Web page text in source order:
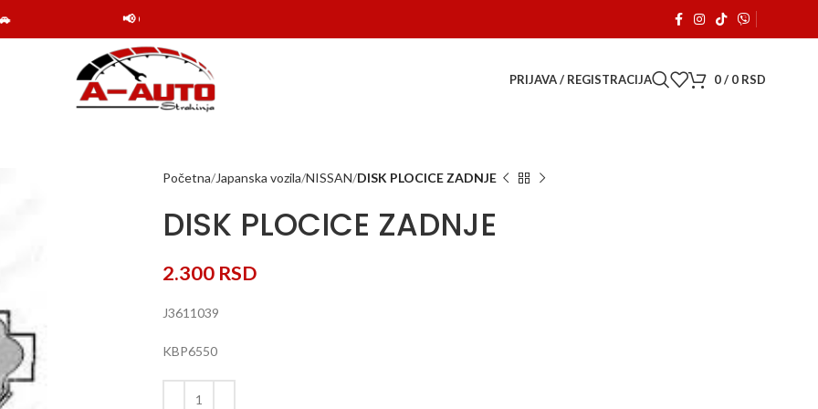
📢 Obaveštenje: Online shop Auto delovi Strahinja je počeo sa radom. 🚗
PRIJAVA / REGISTRACIJA 0/ 0 RSD
Početna Japanska vozila NISSAN DISK PLOCICE ZADNJE
DISK PLOCICE ZADNJE
2.300 RSD
J3611039
KBP6550